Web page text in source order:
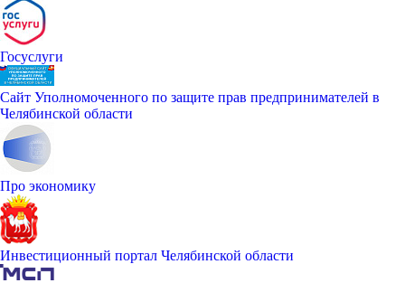
Госуслуги
Сайт Уполномоченного по защите прав предпринимателей в
Челябинской области
Про экономику
Инвестиционный портал Челябинской области